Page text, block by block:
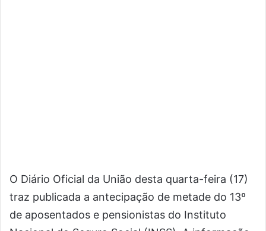
O Diário Oficial da União desta quarta-feira (17)
traz publicada a antecipação de metade do 13º
de aposentados e pensionistas do Instituto